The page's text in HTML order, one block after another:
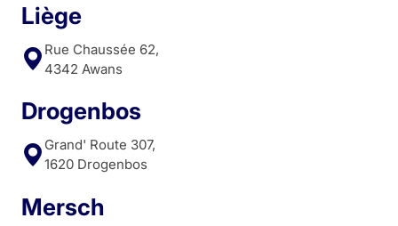
Liège
Rue Chaussée 62,
4342 Awans
Drogenbos
Grand' Route 307,
1620 Drogenbos
Mersch